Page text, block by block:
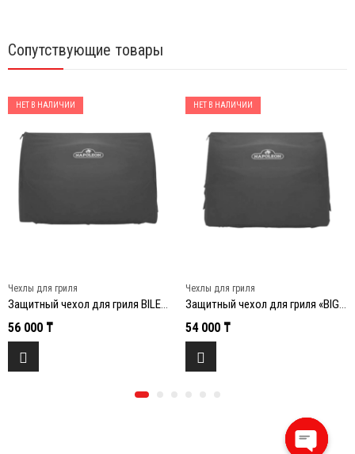
Сопутствующие товары
НЕТ В НАЛИЧИИ
Чехлы для гриля
56 000 ₸
НЕТ В НАЛИЧИИ
Чехлы для гриля
54 000 ₸